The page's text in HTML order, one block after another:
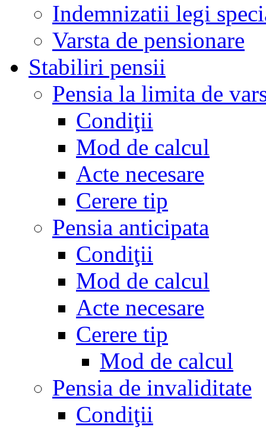
Indemnizatii legi
Varsta de pensionare
Stabiliri pensii
Pensia la limita de
Condiţii
Mod de calcul
Acte necesare
Cerere tip
Pensia anticipata
Condiţii
Mod de calcul
Acte necesare
Cerere tip
Mod de calcul
Pensia de invaliditate
Condiţii